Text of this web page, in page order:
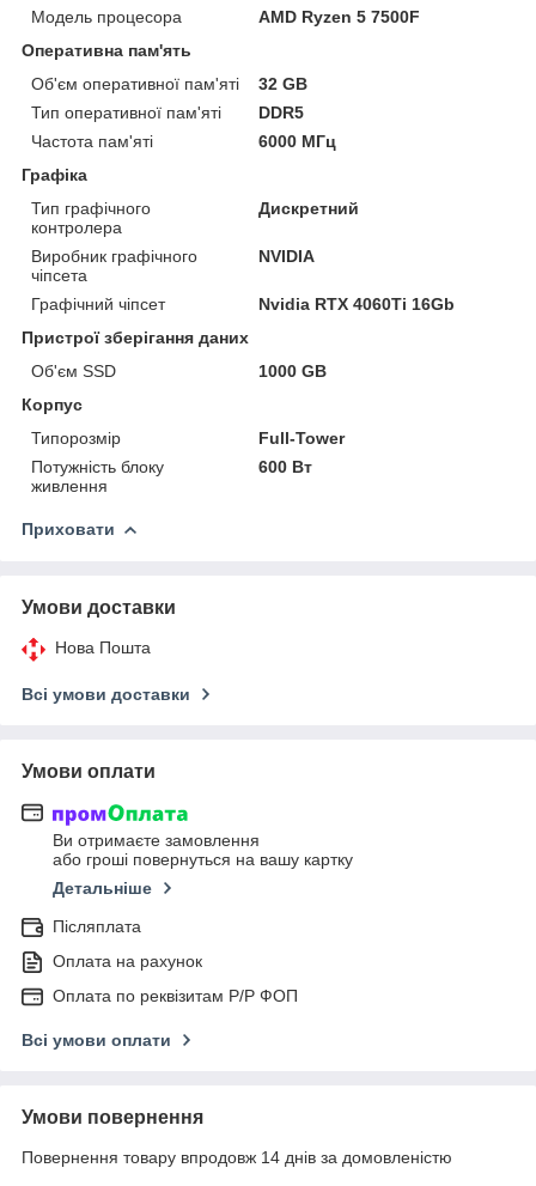
Модель процесора
AMD Ryzen 5 7500F
Оперативна пам'ять
Об'єм оперативної пам'яті
32 GB
Тип оперативної пам'яті
DDR5
Частота пам'яті
6000 МГц
Графіка
Тип графічного
контролера
Дискретний
Виробник графічного
чіпсета
NVIDIA
Графічний чіпсет
Nvidia RTX 4060Ti 16Gb
Пристрої зберігання даних
Об'єм SSD
1000 GB
Корпус
Типорозмір
Full-Tower
Потужність блоку
живлення
600 Вт
Приховати
Умови доставки
Нова Пошта
Всі умови доставки
Умови оплати
Ви отримаєте замовлення
або гроші повернуться на вашу картку
Детальніше
Післяплата
Оплата на рахунок
Оплата по реквізитам Р/Р ФОП
Всі умови оплати
Умови повернення
Повернення товару впродовж 14 днів за домовленістю